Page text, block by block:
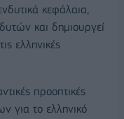
κεφάλαια,
και δημιουργεί
ελληνικές
προοπτικές
για το ελληνικό